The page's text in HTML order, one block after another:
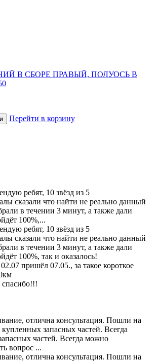
В СБОРЕ ПРАВЫЙ, ПОЛУОСЬ В
Перейти в корзину
ребят, 10 звёзд из 5
сказали что найти не реально данный
в течении 3 минут, а также дали
100%,...
ребят, 10 звёзд из 5
сказали что найти не реально данный
в течении 3 минут, а также дали
100%, так и оказалось!
пришёл 07.05., за такое короткое
спасибо!!!
отлична консультация. Пошли на
запасных частей. Всегда
частей. Всегда можно
вопрос ...
отлична консультация. Пошли на